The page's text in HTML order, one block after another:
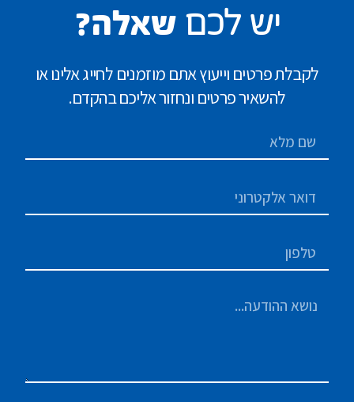
יש לכם שאלה?
לקבלת פרטים וייעוץ אתם מוזמנים לחייג אלינו או
להשאיר פרטים ונחזור אליכם בהקדם.